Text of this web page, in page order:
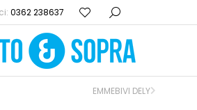
0362 238637
EMMEBIVI DELY